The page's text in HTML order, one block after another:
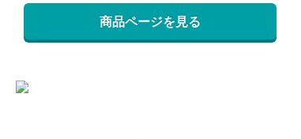
商品ページを見る